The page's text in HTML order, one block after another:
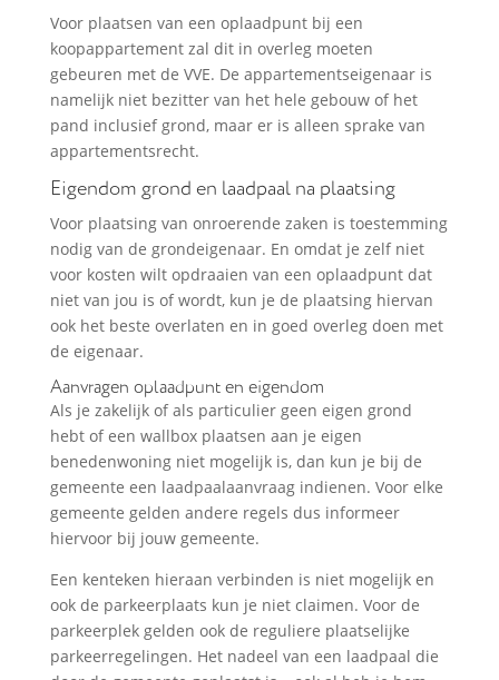
Voor plaatsen van een oplaadpunt bij een
koopappartement zal dit in overleg moeten
gebeuren met de VVE. De appartementseigenaar is
namelijk niet bezitter van het hele gebouw of het
pand inclusief grond, maar er is alleen sprake van
appartementsrecht.
Eigendom grond en laadpaal na plaatsing
Voor plaatsing van onroerende zaken is toestemming
nodig van de grondeigenaar. En omdat je zelf niet
voor kosten wilt opdraaien van een oplaadpunt dat
niet van jou is of wordt, kun je de plaatsing hiervan
ook het beste overlaten en in goed overleg doen met
de eigenaar.
Aanvragen oplaadpunt en eigendom
Als je zakelijk of als particulier geen eigen grond
hebt of een wallbox plaatsen aan je eigen
benedenwoning niet mogelijk is, dan kun je bij de
gemeente een laadpaalaanvraag indienen. Voor elke
gemeente gelden andere regels dus informeer
hiervoor bij jouw gemeente.
Een kenteken hieraan verbinden is niet mogelijk en
ook de parkeerplaats kun je niet claimen. Voor de
parkeerplek gelden ook de reguliere plaatselijke
parkeerregelingen. Het nadeel van een laadpaal die